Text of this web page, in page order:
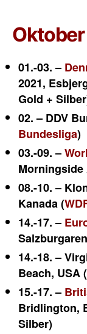
01.-03. –
2021,
Gold +
02. – DDV
Bundesliga)
03.-09. –
Morningside
08.-10. –
Kanada (
14.-17. –
14.-18. –
Beach, USA (
15.-17. –
Bridlington,
Silber)